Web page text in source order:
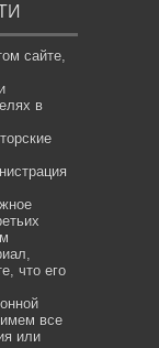
сайте,
в
что его
все
или